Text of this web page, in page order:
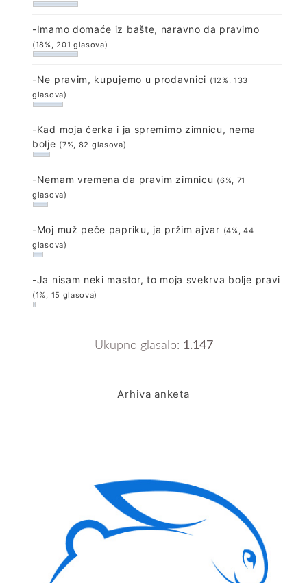
-Imamo domaće iz bašte, naravno da pravimo
(18%, 201 glasova)
-Ne pravim, kupujemo u prodavnici (12%, 133
glasova)
-Kad moja ćerka i ja spremimo zimnicu, nema
bolje (7%, 82 glasova)
-Nemam vremena da pravim zimnicu (6%, 71
glasova)
-Moj muž peče papriku, ja pržim ajvar (4%, 44
glasova)
-Ja nisam neki mastor, to moja svekrva bolje pravi
(1%, 15 glasova)
Ukupno glasalo: 1.147
Arhiva anketa